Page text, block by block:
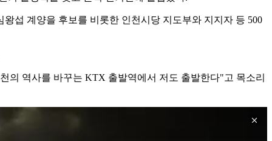
섭 계양을 후보를 비롯한 인천시당 지도부와 지지자 등 500
의 역사를 바꾸는 KTX 출발역에서 저도 출발한다"고 목소리